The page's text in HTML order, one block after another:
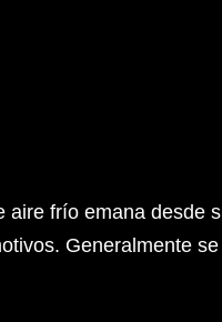
aire frío emana desde
Generalmente